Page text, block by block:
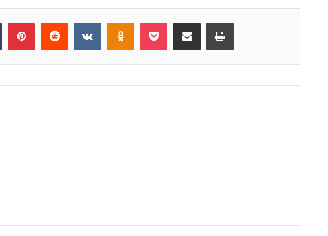
Tumblr PinterestReddit VKontakteOdnoklassniki
Pocket Share via Email Print